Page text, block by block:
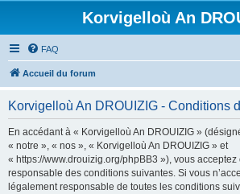
Korvigelloù An
FAQ
Accueil du forum
Korvigelloù An DROUIZIG - Conditions
En accédant à « Korvigelloù An DROUIZIG »
« notre », « nos », « Korvigelloù An DROUIZIG » et
« https://www.drouizig.org/phpBB3 »), vous acceptez
responsable des conditions suivantes. Si vous
légalement responsable de toutes les conditions